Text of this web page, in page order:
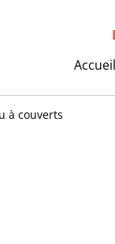
Accueil
à couverts